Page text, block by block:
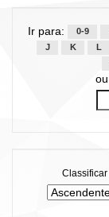
Ir para: 0-9
J
K L
Classificar